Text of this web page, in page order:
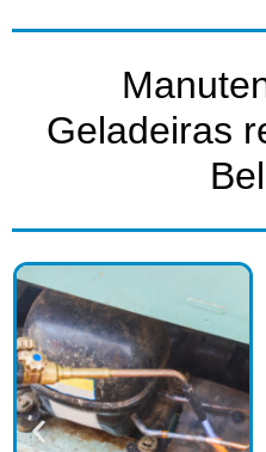
Geladeiras